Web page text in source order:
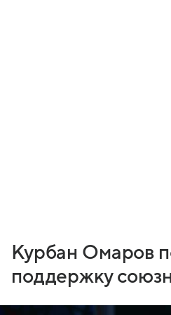
Курбан Омаров
поддержку